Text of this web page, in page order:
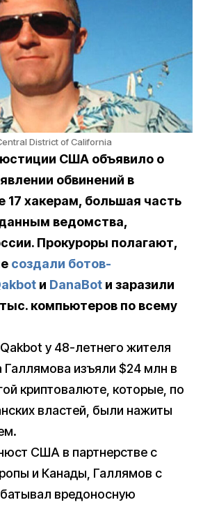
District of California
США объявило о
обвинений в
17 хакерам, большая часть
ведомства,
Прокуроры полагают,
создали ботов-
и DanaBot и заразили
компьютеров по всему
у 48-летнего жителя
изъяли $24 млн в
криптовалюте, которые, по
властей, были нажиты
США в партнерстве с
и Канады, Галлямов с
вредоносную